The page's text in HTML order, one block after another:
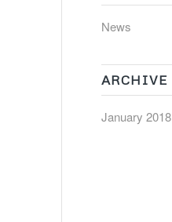
News
ARCHIVE
January 2018